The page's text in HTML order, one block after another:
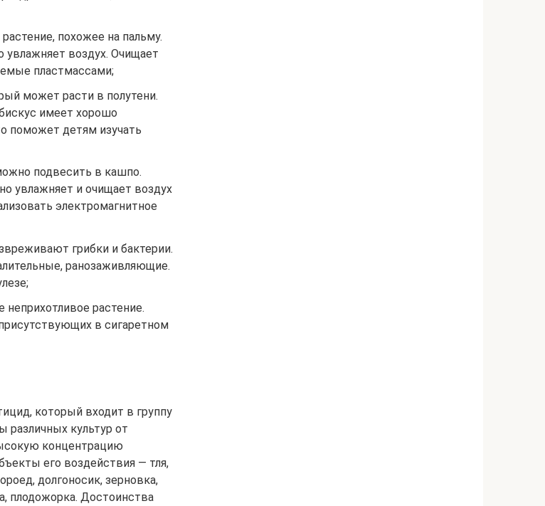
похожее на пальму.
увлажняет воздух. Очищает
пластмассами;
может расти в полутени.
имеет хорошо
поможет детям изучать
подвесить в кашпо.
увлажняет и очищает воздух
электромагнитное
грибки и бактерии.
ранозаживляющие.
растение.
в сигаретном
который входит в группу
различных культур от
концентрацию
его воздействия — тля,
долгоносик, зерновка,
плодожорка. Достоинства